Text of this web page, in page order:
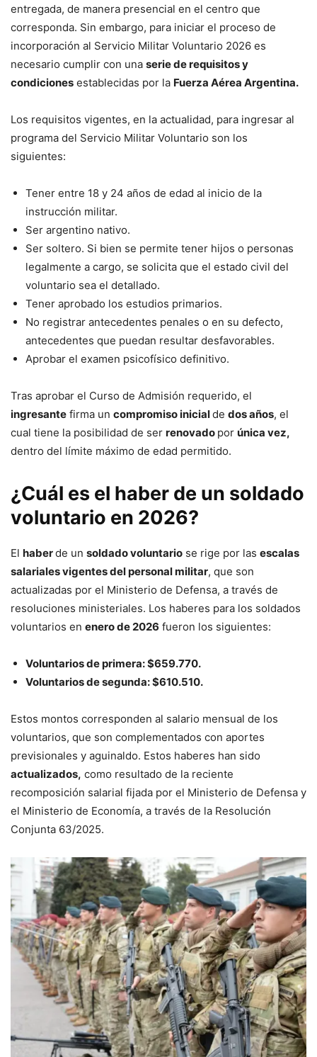
entregada, de manera presencial en el centro que
corresponda. Sin embargo, para iniciar el proceso de
incorporación al Servicio Militar Voluntario 2026 es
necesario cumplir con una serie de requisitos y
condiciones establecidas por la Fuerza Aérea Argentina.
Los requisitos vigentes, en la actualidad, para ingresar al
programa del Servicio Militar Voluntario son los
siguientes:
Tener entre 18 y 24 años de edad al inicio de la
instrucción militar.
Ser argentino nativo.
Ser soltero. Si bien se permite tener hijos o personas
legalmente a cargo, se solicita que el estado civil del
voluntario sea el detallado.
Tener aprobado los estudios primarios.
No registrar antecedentes penales o en su defecto,
antecedentes que puedan resultar desfavorables.
Aprobar el examen psicofísico definitivo.
Tras aprobar el Curso de Admisión requerido, el
ingresante firma un compromiso inicialde dos años, el
cual tiene la posibilidad de ser renovado por única vez,
dentro del límite máximo de edad permitido.
¿Cuál es el haber de un soldado
voluntario en 2026?
El haberde un soldado voluntario se rige por las escalas
salariales vigentes del personal militar, que son
actualizadas por el Ministerio de Defensa, a través de
resoluciones ministeriales. Los haberes para los soldados
voluntarios en enero de 2026 fueron los siguientes:
Voluntarios de primera: $659.770.
Voluntarios de segunda: $610.510.
Estos montos corresponden al salario mensual de los
voluntarios, que son complementados con aportes
previsionales y aguinaldo. Estos haberes han sido
actualizados, como resultado de la reciente
recomposición salarial fijada por el Ministerio de Defensa y
el Ministerio de Economía, a través de la Resolución
Conjunta 63/2025.